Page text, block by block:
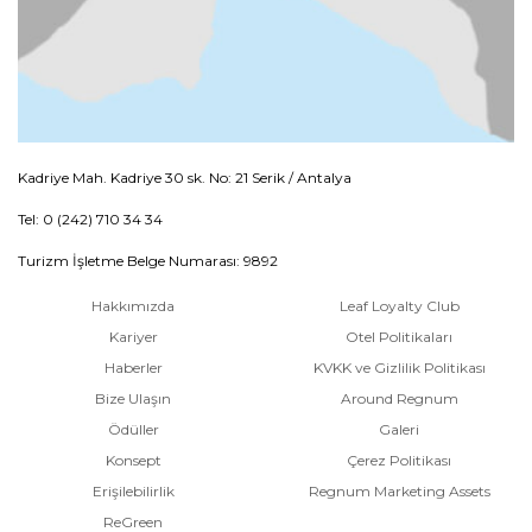
Kadriye Mah. Kadriye 30 sk. No: 21 Serik / Antalya
Tel: 0 (242) 710 34 34
Turizm İşletme Belge Numarası: 9892
Hakkımızda
Kariyer
Haberler
Bize Ulaşın
Ödüller
Konsept
Erişilebilirlik
ReGreen
Leaf Loyalty Club
Otel Politikaları
KVKK ve Gizlilik Politikası
Around Regnum
Galeri
Çerez Politikası
Regnum Marketing Assets